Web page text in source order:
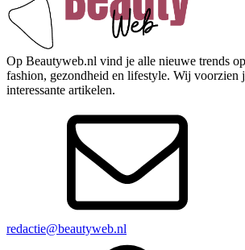
Op Beautyweb.nl vind je alle nieuwe trends
fashion, gezondheid en lifestyle. Wij voorzien
interessante artikelen.
redactie@beautyweb.nl